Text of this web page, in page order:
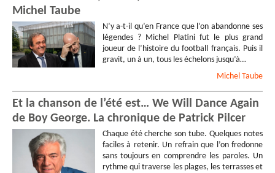
Michel Taube
N’y a-t-il qu’en France que l’on abandonne ses
légendes ? Michel Platini fut le plus grand
joueur de l’histoire du football français. Puis il
gravit, un à un, tous les échelons jusqu’à…
Michel Taube
Et la chanson de l’été est… We Will Dance Again
de Boy George. La chronique de Patrick Pilcer
Chaque été cherche son tube. Quelques notes
faciles à retenir. Un refrain que l’on fredonne
sans toujours en comprendre les paroles. Un
rythme qui traverse les plages, les terrasses et